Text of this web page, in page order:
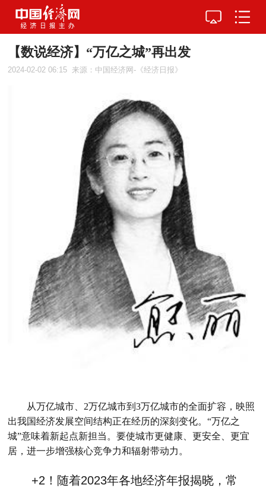
【数说经济】“万亿之城”再出发
2024-02-02 06:15 来源：中国经济网-《经济日报》
从万亿城市、2万亿城市到3万亿城市的全面扩容，映照
出我国经济发展空间结构正在经历的深刻变化。“万亿之
城”意味着新起点新担当。要使城市更健康、更安全、更宜
居，进一步增强核心竞争力和辐射带动力。
+2！随着2023年各地经济年报揭晓，常